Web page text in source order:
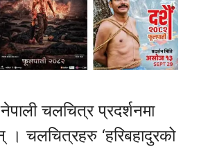
चलचित्र प्रदर्शनमा
चलचित्रहरु ‘हरिबहादुरको